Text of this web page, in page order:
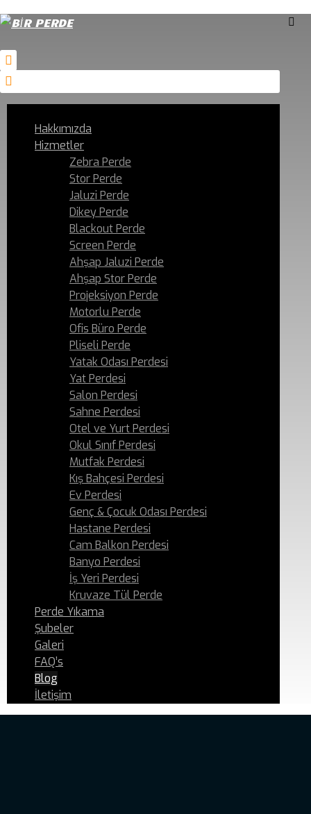
Hakkımızda
Hizmetler
Zebra Perde
Stor Perde
Jaluzi Perde
Dikey Perde
Blackout Perde
Screen Perde
Ahşap Jaluzi Perde
Ahşap Stor Perde
Projeksiyon Perde
Motorlu Perde
Ofis Büro Perde
Pliseli Perde
Yatak Odası Perdesi
Yat Perdesi
Salon Perdesi
Sahne Perdesi
Otel ve Yurt Perdesi
Okul Sınıf Perdesi
Mutfak Perdesi
Kış Bahçesi Perdesi
Ev Perdesi
Genç & Çocuk Odası Perdesi
Hastane Perdesi
Cam Balkon Perdesi
Banyo Perdesi
İş Yeri Perdesi
Kruvaze Tül Perde
Perde Yıkama
Şubeler
Galeri
FAQ’s
Blog
İletişim